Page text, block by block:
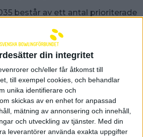
din integritet
och/eller får åtkomst till
till exempel cookies, och behandlar
unika identifierare och
skickas av en enhet for anpassad
mätning av annonsering och innehåll,
och utveckling av tjänster. Med din
leverantörer använda exakta uppgifter
består av ett antal prioriterade
är även viktigt att vara lyhörd
av ändrade behov och
tiden.
Bowlingförbundets
-Svensk Bowling 2035